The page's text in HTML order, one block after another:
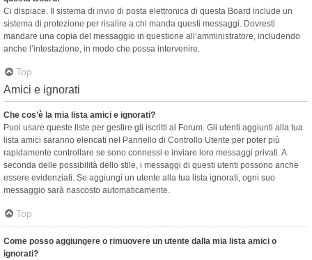
Ci dispiace. Il sistema di invio di posta elettronica di questa Board include un
sistema di protezione per risalire a chi manda questi messaggi. Dovresti
mandare una copia del messaggio in questione all’amministratore, includendo
anche l’intestazione, in modo che possa intervenire.
Top
Amici e ignorati
Che cos’è la mia lista amici e ignorati?
Puoi usare queste liste per gestire gli iscritti al Forum. Gli utenti aggiunti alla tua
lista amici saranno elencati nel Pannello di Controllo Utente per poter più
rapidamente controllare se sono connessi e inviare loro messaggi privati. A
seconda delle possibilità dello stile, i messaggi di questi utenti possono anche
essere evidenziati. Se aggiungi un utente alla tua lista ignorati, ogni suo
messaggio sarà nascosto automaticamente.
Top
Come posso aggiungere o rimuovere un utente dalla mia lista amici o
ignorati?